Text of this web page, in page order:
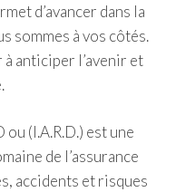
d’avancer dans la
sommes à vos côtés.
anticiper l’avenir et
ou (I.A.R.D.) est une
de l’assurance
accidents et risques